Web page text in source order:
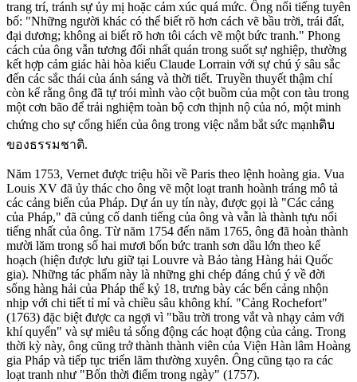
trang trí, tránh sự ủy mị hoặc cảm xúc quá mức. Ông nổi tiếng tuyên
bố: "Những người khác có thể biết rõ hơn cách vẽ bầu trời, trái đất,
đại dương; không ai biết rõ hơn tôi cách vẽ một bức tranh." Phong
cách của ông vẫn tương đối nhất quán trong suốt sự nghiệp, thường
kết hợp cảm giác hài hòa kiểu Claude Lorrain với sự chú ý sâu sắc
đến các sắc thái của ánh sáng và thời tiết. Truyền thuyết thậm chí
còn kể rằng ông đã tự trói mình vào cột buồm của một con tàu trong
một cơn bão để trải nghiệm toàn bộ cơn thịnh nộ của nó, một minh
chứng cho sự cống hiến của ông trong việc nắm bắt sức mạnhดิบ
ของธรรมชาติ.
Năm 1753, Vernet được triệu hồi về Paris theo lệnh hoàng gia. Vua
Louis XV đã ủy thác cho ông vẽ một loạt tranh hoành tráng mô tả
các cảng biển của Pháp. Dự án uy tín này, được gọi là "Các cảng
của Pháp," đã củng cố danh tiếng của ông và vẫn là thành tựu nổi
tiếng nhất của ông. Từ năm 1754 đến năm 1765, ông đã hoàn thành
mười lăm trong số hai mươi bốn bức tranh sơn dầu lớn theo kế
hoạch (hiện được lưu giữ tại Louvre và Bảo tàng Hàng hải Quốc
gia). Những tác phẩm này là những ghi chép đáng chú ý về đời
sống hàng hải của Pháp thế kỷ 18, trưng bày các bến cảng nhộn
nhịp với chi tiết tỉ mỉ và chiều sâu không khí. "Cảng Rochefort"
(1763) đặc biệt được ca ngợi vì "bầu trời trong vắt và nhạy cảm với
khí quyển" và sự miêu tả sống động các hoạt động của cảng. Trong
thời kỳ này, ông cũng trở thành thành viên của Viện Hàn lâm Hoàng
gia Pháp và tiếp tục triển lãm thường xuyên. Ông cũng tạo ra các
loạt tranh như "Bốn thời điểm trong ngày" (1757).